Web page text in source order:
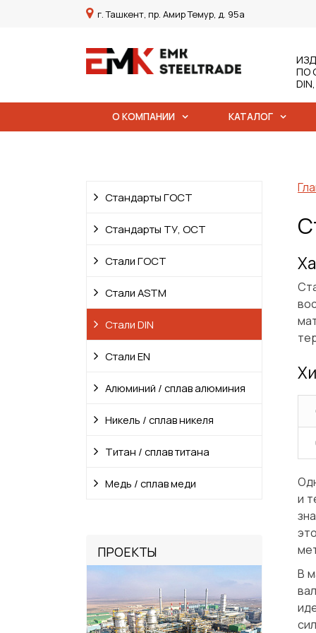
г. Ташкент, пр. Амир Темур, д. 95а
ПО
О КОМПАНИИ КАТАЛОГ
Стандарты ГОСТ
Стандарты ТУ, ОСТ
Стали ГОСТ
Стали ASTM
Стали DIN
Стали EN
Алюминий / сплав алюминия
Никель / сплав никеля
Титан / сплав титана
Медь / сплав меди
ПРОЕКТЫ
и
В